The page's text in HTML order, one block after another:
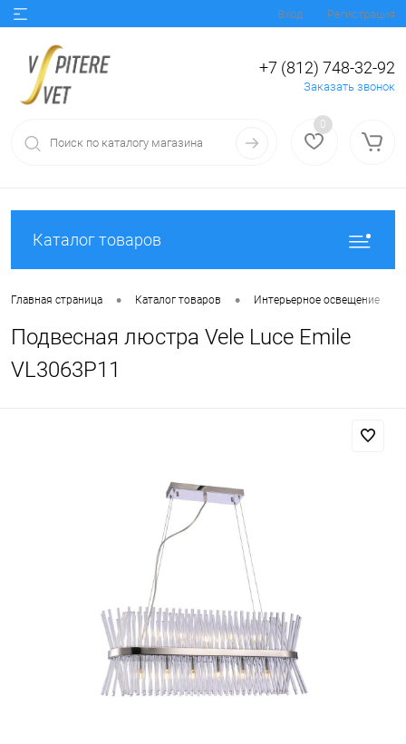
Вход Регистрация
+7 (812) 748-32-92
Заказать звонок
0
Каталог товаров
Главная страница • Каталог товаров • Интерьерное освещение
Подвесная люстра Vele Luce Emile
VL3063P11